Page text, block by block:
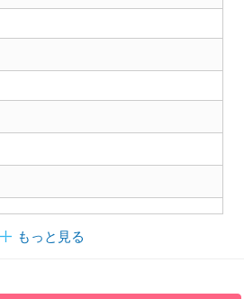
もっと見る